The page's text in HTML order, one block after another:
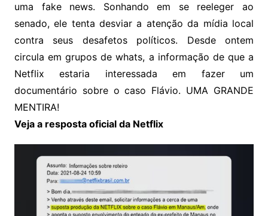
uma fake news. Sonhando em se reeleger ao
senado, ele tenta desviar a atenção da mídia local
contra seus desafetos políticos. Desde ontem
circula em grupos de whats, a informação de que a
Netflix estaria interessada em fazer um
documentário sobre o caso Flávio. UMA GRANDE
MENTIRA!
Veja a resposta oficial da Netflix